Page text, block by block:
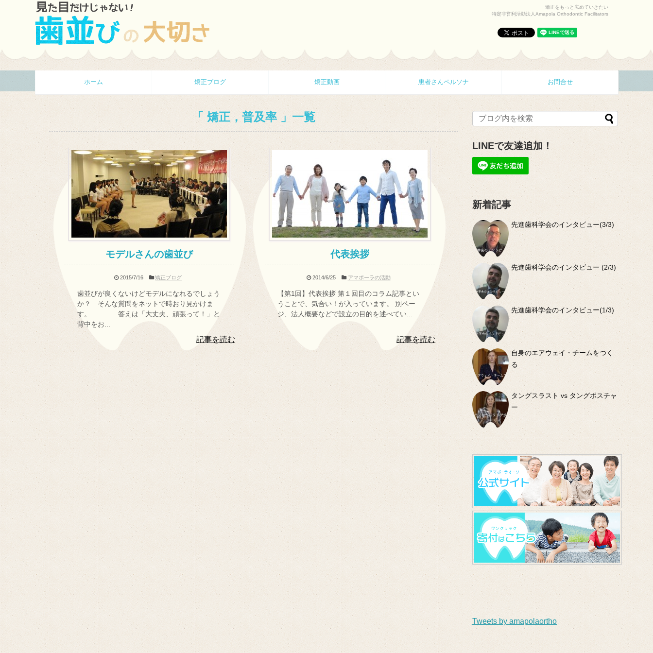
矯正をもっと広めていきたい
特定非営利活動法人Amapola Orthodontic Facilitators
ホーム 矯正ブログ 矯正動画 患者さんペルソナ お問合せ
矯正，普及率 一覧
モデルさんの歯並び
2015/7/16 矯正ブログ
歯並びが良くないけどモデルになれるでしょう
か？ そんな質問をネットで時おり見かけま
す。 答えは「大丈夫、頑張って！」と
背中をお...
記事を読む
代表挨拶
2014/6/25 アマポーラの活動
【第1回】代表挨拶 第１回目のコラム記事とい
うことで、気合い！が入っています。 別ペー
ジ、法人概要などで設立の目的を述べてい...
記事を読む
LINEで友達追加！
新着記事
先進歯科学会のインタビュー(3/3)
先進歯科学会のインタビュー (2/3)
先進歯科学会のインタビュー(1/3)
自身のエアウェイ・チームをつく
る
タングスラスト vs タングポスチャ
ー
Tweets by amapolaortho